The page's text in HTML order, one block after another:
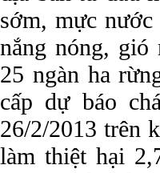
sớm, mực
nắng nóng, gió
25 ngàn ha
cấp dự báo
26/2/2013 trên
làm thiệt hại